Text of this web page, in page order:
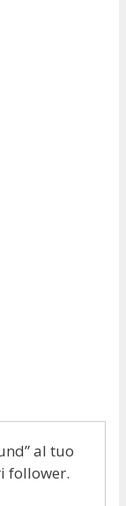
al tuo
follower.